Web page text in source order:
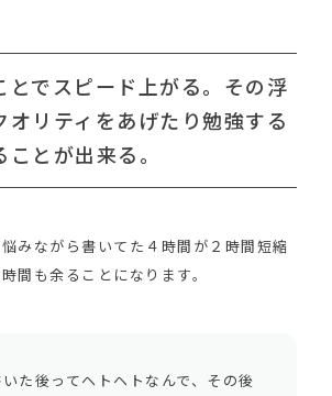
とでスピード上がる。その浮
オリティをあげたり勉強する
とが出来る。
みながら書いてた４時間が２時間短縮
間も余ることになります。
た後ってヘトヘトなんで、その後